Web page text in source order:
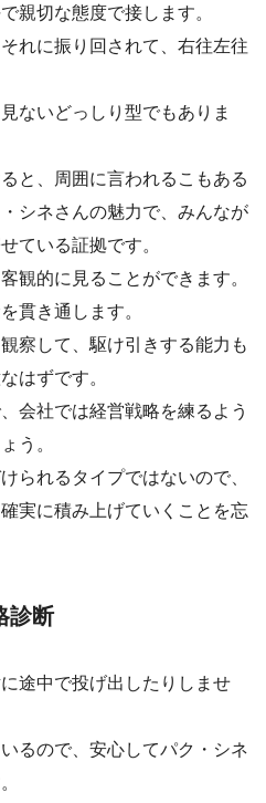
親切な態度で接します。
れに振り回されて、右往左往
ないどっしり型でもありま
と、周囲に言われるこもある
シネさんの魅力で、みんなが
ている証拠です。
観的に見ることができます。
貫き通します。
察して、駆け引きする能力も
はずです。
会社では経営戦略を練るよう
う。
られるタイプではないので、
実に積み上げていくことを忘
診断
途中で投げ出したりしませ
るので、安心してパク・シネ